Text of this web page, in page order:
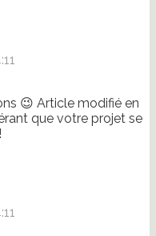
😉 Article modifié en
que votre projet se